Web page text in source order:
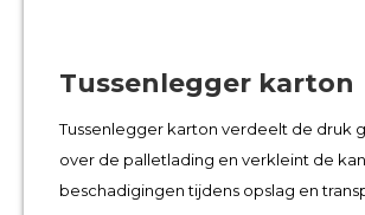
Tussenlegger karton
Tussenlegger karton verdeelt de druk
over de palletlading en verkleint de
beschadigingen tijdens opslag en